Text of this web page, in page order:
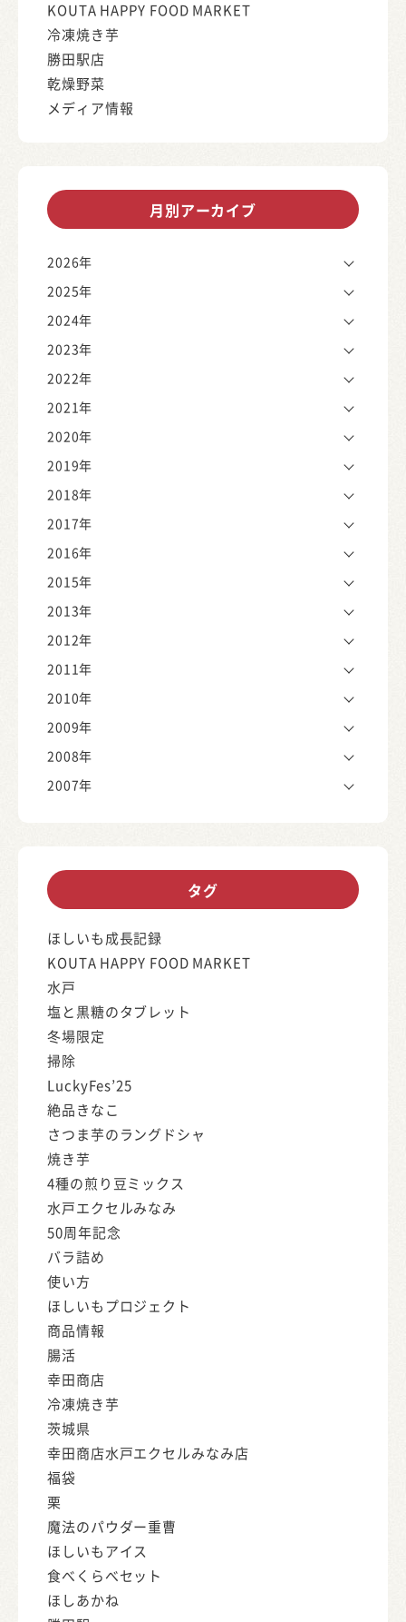
KOUTA HAPPY FOOD MARKET
冷凍焼き芋
勝田駅店
乾燥野菜
メディア情報
月別アーカイブ
2026年
2025年
2024年
2023年
2022年
2021年
2020年
2019年
2018年
2017年
2016年
2015年
2013年
2012年
2011年
2010年
2009年
2008年
2007年
タグ
ほしいも成長記録
KOUTA HAPPY FOOD MARKET
水戸
塩と黒糖のタブレット
冬場限定
掃除
LuckyFes’25
絶品きなこ
さつま芋のラングドシャ
焼き芋
4種の煎り豆ミックス
水戸エクセルみなみ
50周年記念
バラ詰め
使い方
ほしいもプロジェクト
商品情報
腸活
幸田商店
冷凍焼き芋
茨城県
幸田商店水戸エクセルみなみ店
福袋
栗
魔法のパウダー重曹
ほしいもアイス
食べくらべセット
ほしあかね